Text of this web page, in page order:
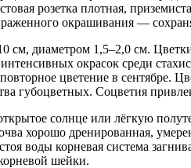
розетка плотная,
окрашивания —
см, диаметром 1,5–2,0 см.
окрасок среди
цветение в
губоцветных. Соцветия
солнце или лёгкую
хорошо дренированная,
воды корневая система
шейки.